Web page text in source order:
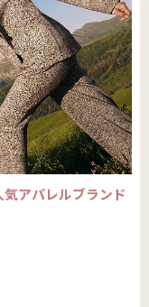
気アパレルブランド